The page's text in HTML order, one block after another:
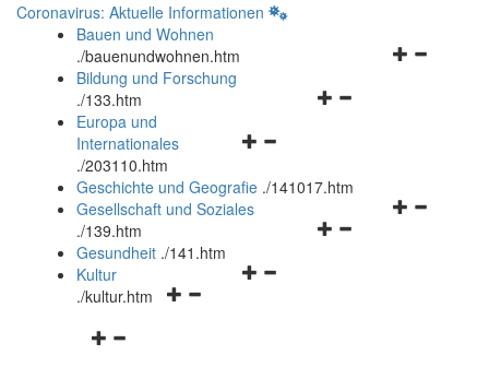
Coronavirus: Aktuelle Informationen
Bauen und Wohnen
./bauenundwohnen.htm
Navigationsmenü
Bildung und Forschung
./133.htm
Navigationsmenü
und
schließen
Europa und
Internationales
./203110.htm
Geschichte und Geografie ./141017.htm
Navigationsmenü
Gesellschaft und Soziales
./139.htm
Navigationsmenü
Gesundheit ./141.htm
Navigationsmenü
Kultur
./kultur.htm
Navigationsmenü